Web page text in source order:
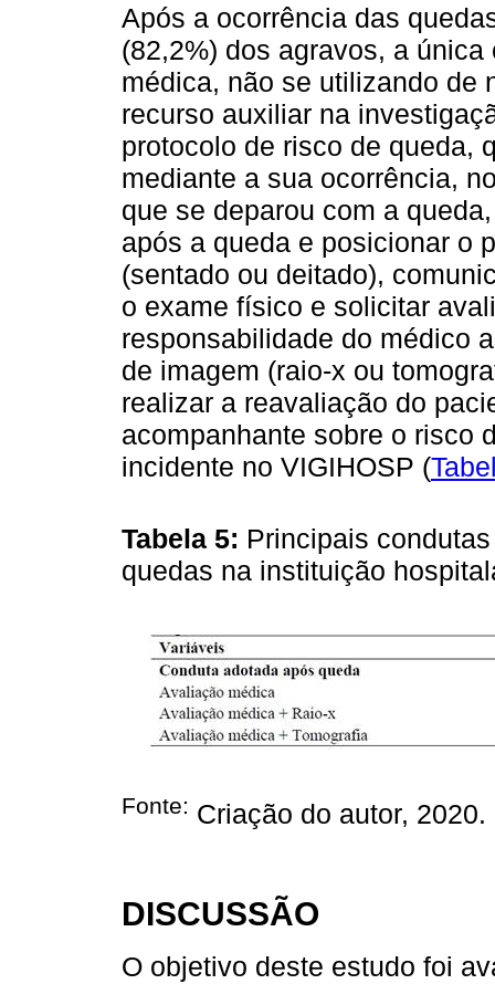
Após a ocorrência das
(82,2%) dos agravos, a
médica, não se utilizando de
recurso auxiliar na
protocolo de risco de queda,
mediante a sua ocorrência,
que se deparou com a
após a queda e posicionar o
(sentado ou deitado),
o exame físico e solicitar
responsabilidade do médico
de imagem (raio-x ou
realizar a reavaliação do
acompanhante sobre o risco
incidente no VIGIHOSP (
Tabela 5: Principais
quedas na instituição
Fonte: Criação do autor, 2020.
DISCUSSÃO
O objetivo deste estudo foi